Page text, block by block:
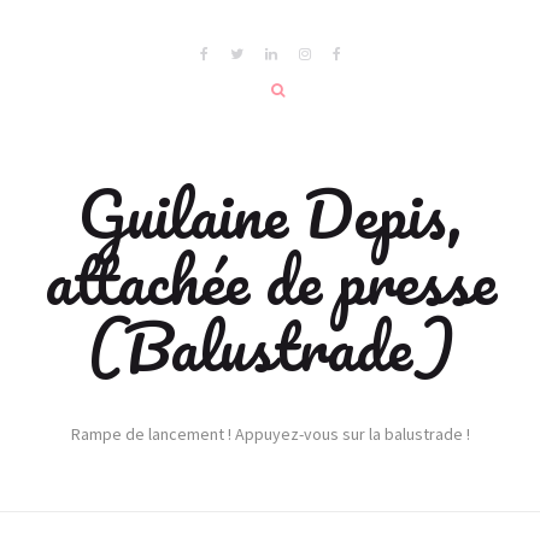
Guilaine Depis,
attachée de presse
(Balustrade)
Rampe de lancement ! Appuyez-vous sur la balustrade !